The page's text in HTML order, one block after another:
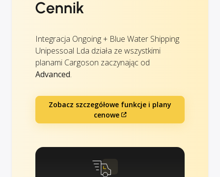
Cennik
Integracja Ongoing + Blue Water Shipping
Unipessoal Lda działa ze wszystkimi
planami Cargoson zaczynając od
Advanced.
Zobacz szczegółowe funkcje i plany
cenowe